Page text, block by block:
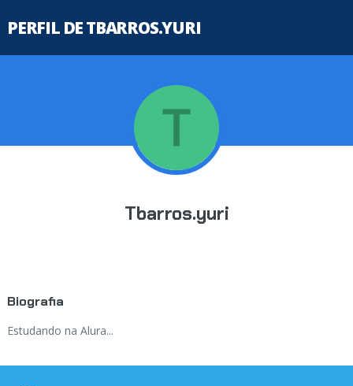
PERFIL DE TBARROS.YURI
Tbarros.yuri
Biografia
Estudando na Alura...